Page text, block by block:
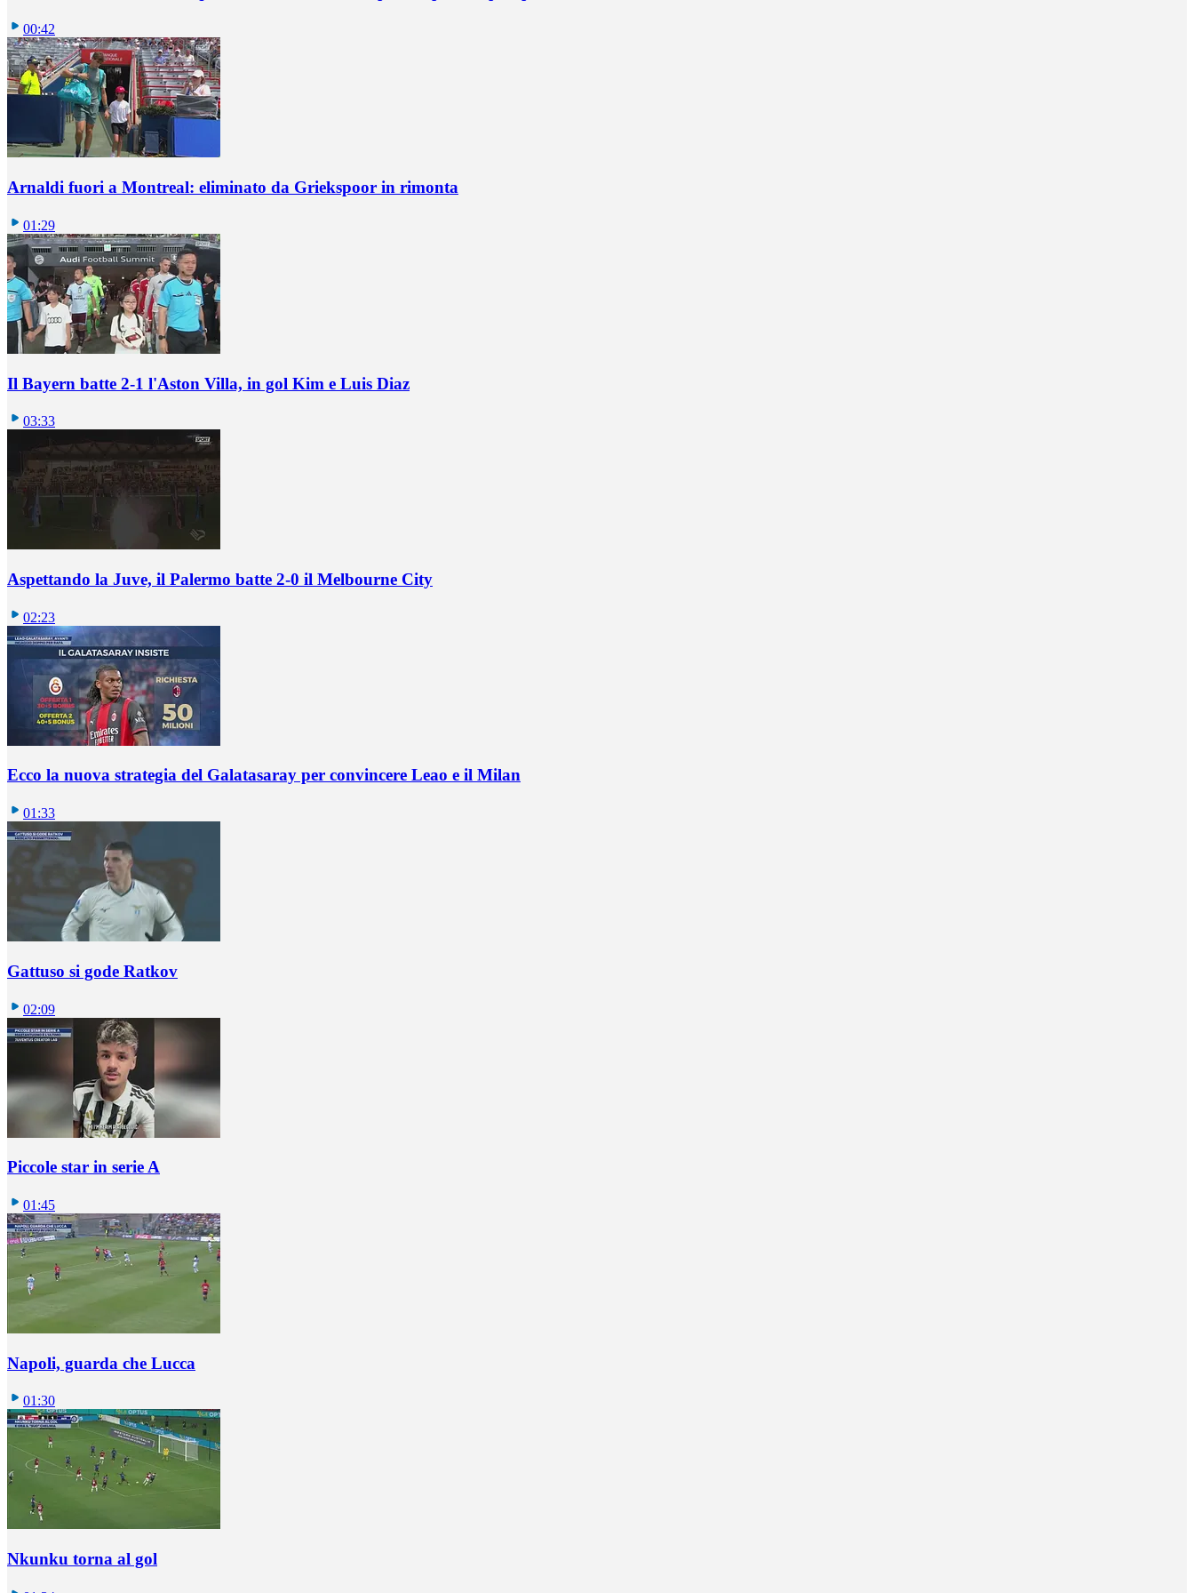
00:42
Arnaldi fuori a Montreal: eliminato da Griekspoor in rimonta
01:29
Il Bayern batte 2-1 l'Aston Villa, in gol Kim e Luis Diaz
03:33
Aspettando la Juve, il Palermo batte 2-0 il Melbourne City
02:23
Ecco la nuova strategia del Galatasaray per convincere Leao e il Milan
01:33
Gattuso si gode Ratkov
02:09
Piccole star in serie A
01:45
Napoli, guarda che Lucca
01:30
Nkunku torna al gol